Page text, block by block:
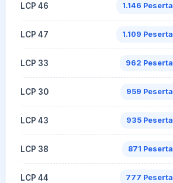
LCP 46 1.146 Peserta
LCP 47 1.109 Peserta
LCP 33 962 Peserta
LCP 30 959 Peserta
LCP 43 935 Peserta
LCP 38 871 Peserta
LCP 44 777 Peserta